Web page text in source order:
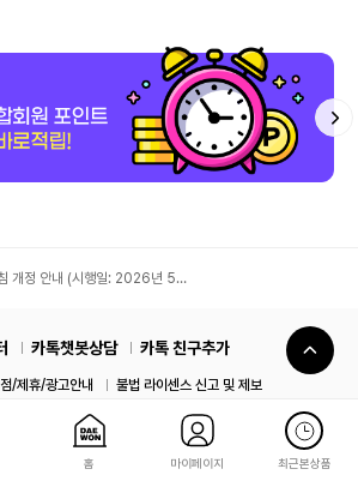
개정 안내 (시행일: 2026년 5월
카톡챗봇상담 카톡 친구추가
/제휴/광고안내
불법 라이센스 신고 및 제보
홈 마이페이지 최근본상품